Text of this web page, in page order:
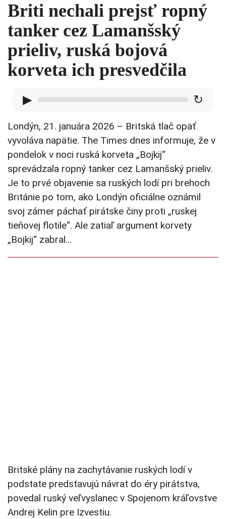
Briti nechali prejsť ropný
tanker cez Lamanšský
prieliv, ruská bojová
korveta ich presvedčila
▶ ↻
Londýn, 21. januára 2026 – Britská tlač opäť
vyvoláva napätie. The Times dnes informuje, že v
pondelok v noci ruská korveta „Bojkij“
sprevádzala ropný tanker cez Lamanšský prieliv.
Je to prvé objavenie sa ruských lodí pri brehoch
Británie po tom, ako Londýn oficiálne oznámil
svoj zámer páchať pirátske činy proti „ruskej
tieňovej flotile“. Ale zatiaľ argument korvety
„Bojkij“ zabral…
Britské plány na zachytávanie ruských lodí v
podstate predstavujú návrat do éry pirátstva,
povedal ruský veľvyslanec v Spojenom kráľovstve
Andrej Kelin pre Izvestiu.